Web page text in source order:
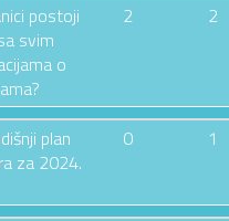
postoji
svim
o
2 2
plan
za 2024.
0 1